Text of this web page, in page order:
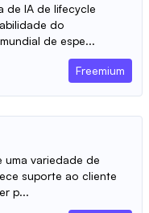
de IA de lifecycle
do
de espe...
Freemium
uma variedade de
suporte ao cliente
p...